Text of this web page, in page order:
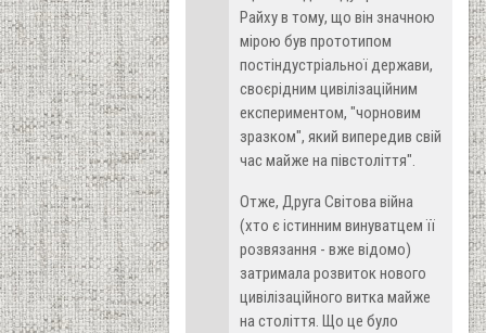
Райху в тому, що він значною
мірою був прототипом
постіндустріальної держави,
своєрідним цивілізаційним
експериментом, "чорновим
зразком", який випередив свій
час майже на півстоліття".
Отже, Друга Світова війна
(хто є істинним винуватцем її
розвязання - вже відомо)
затримала розвиток нового
цивілізаційного витка майже
на століття. Що це було